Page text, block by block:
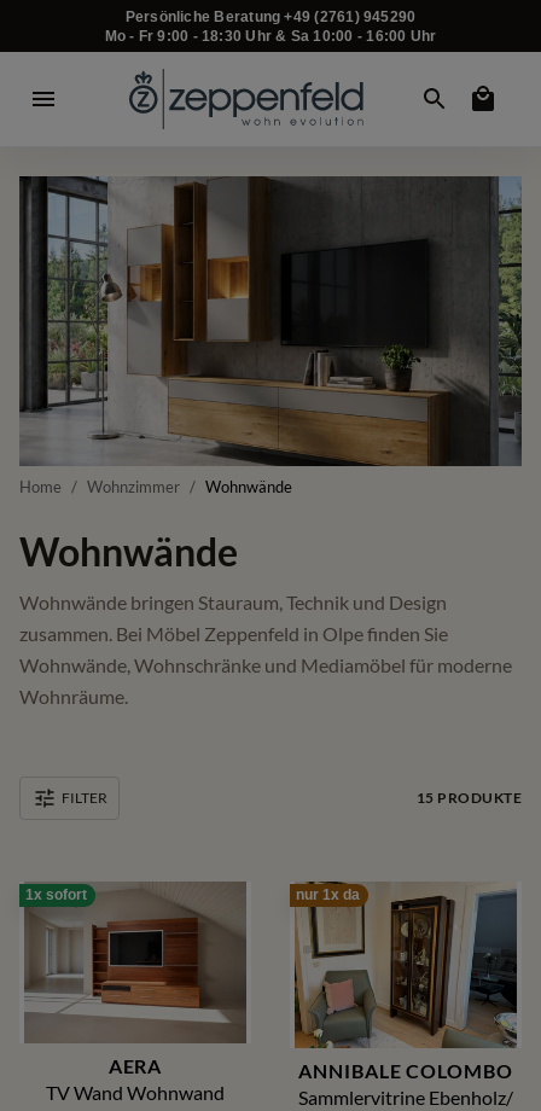
Persönliche Beratung +49 (2761) 945290
Mo - Fr 9:00 - 18:30 Uhr & Sa 10:00 - 16:00 Uhr
Home / Wohnzimmer / Wohnwände
Wohnwände
Wohnwände bringen Stauraum, Technik und Design
zusammen. Bei Möbel Zeppenfeld in Olpe finden Sie
Wohnwände, Wohnschränke und Mediamöbel für moderne
Wohnräume.
FILTER 15 PRODUKTE
1x sofort
AERA
TV Wand Wohnwand
nur 1x da
ANNIBALE COLOMBO
Sammlervitrine Ebenholz/